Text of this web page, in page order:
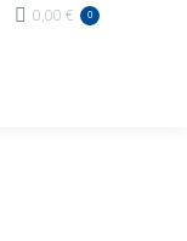
0,00 € 0